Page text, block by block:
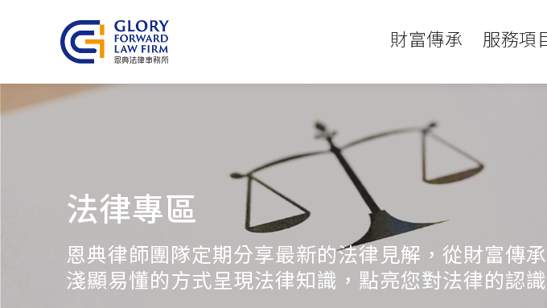
財富傳承 服務項
法律專區
恩典律師團隊定期分享最新的法律見解，從財富傳
淺顯易懂的方式呈現法律知識，點亮您對法律的認識